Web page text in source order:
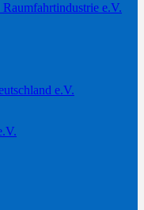
e.V.
e.V.